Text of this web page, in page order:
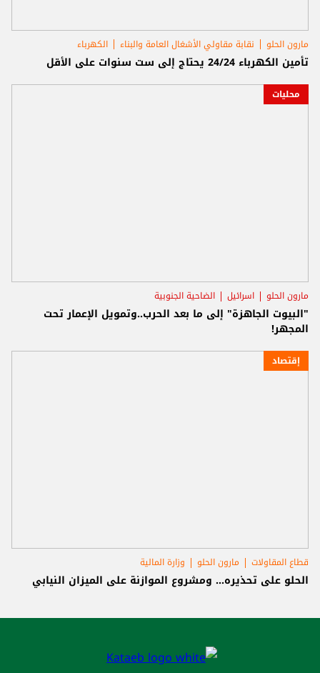
مارون الحلو نقابة مقاولي الأشغال العامة والبناء الكهرباء
تأمين الكهرباء 24/24 يحتاج إلى ست سنوات على الأقل
محليات
مارون الحلو اسرائيل الضاحية الجنوبية
"البيوت الجاهزة" إلى ما بعد الحرب..وتمويل الإعمار تحت
المجهر!
إقتصاد
قطاع المقاولات مارون الحلو وزارة المالية
الحلو على تحذيره... ومشروع الموازنة على الميزان النيابي